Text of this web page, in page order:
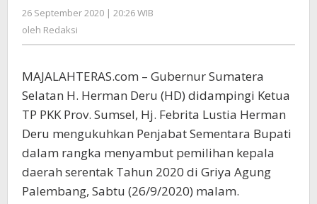
5
26 September 2020 | 20:26 WIB
oleh Redaksi
MAJALAHTERAS.com – Gubernur Sumatera
Selatan H. Herman Deru (HD) didampingi Ketua
TP PKK Prov. Sumsel, Hj. Febrita Lustia Herman
Deru mengukuhkan Penjabat Sementara Bupati
dalam rangka menyambut pemilihan kepala
daerah serentak Tahun 2020 di Griya Agung
Palembang, Sabtu (26/9/2020) malam.